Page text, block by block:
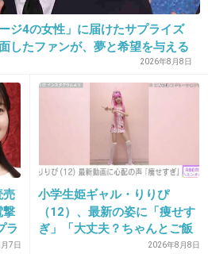
。
ジ4の女性」に届けたサプライズ
たファンが、夢と希望を与える
2026年8月8日
売
撃
ラ
7日
小学生姫ギャル・りりぴ
（12）、最新の姿に「痩せす
ぎ」「大丈夫？ちゃんとご飯
食べてね」など心配の声2026年8月8日